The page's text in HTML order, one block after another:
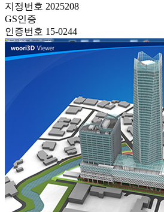
지정번호 2025208
GS인증
인증번호 15-0244